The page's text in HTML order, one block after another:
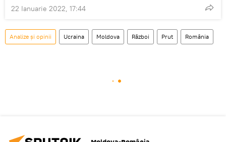
22 Ianuarie 2022, 17:44
Analize și opinii Ucraina Moldova Război Prut România